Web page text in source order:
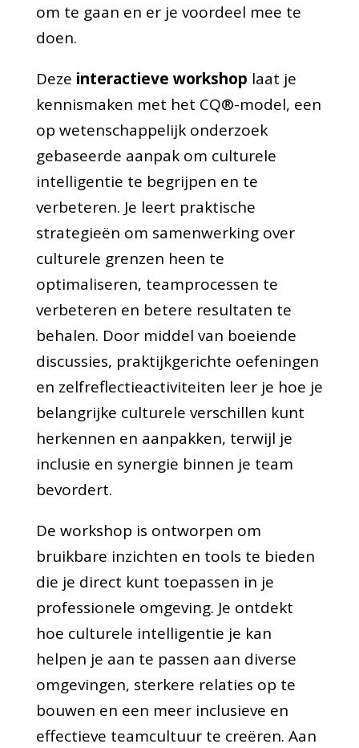
om te gaan en er je voordeel mee te
doen.
Deze interactieve workshop laat je
kennismaken met het CQ®-model, een
op wetenschappelijk onderzoek
gebaseerde aanpak om culturele
intelligentie te begrijpen en te
verbeteren. Je leert praktische
strategieën om samenwerking over
culturele grenzen heen te
optimaliseren, teamprocessen te
verbeteren en betere resultaten te
behalen. Door middel van boeiende
discussies, praktijkgerichte oefeningen
en zelfreflectieactiviteiten leer je hoe je
belangrijke culturele verschillen kunt
herkennen en aanpakken, terwijl je
inclusie en synergie binnen je team
bevordert.
De workshop is ontworpen om
bruikbare inzichten en tools te bieden
die je direct kunt toepassen in je
professionele omgeving. Je ontdekt
hoe culturele intelligentie je kan
helpen je aan te passen aan diverse
omgevingen, sterkere relaties op te
bouwen en een meer inclusieve en
effectieve teamcultuur te creëren. Aan